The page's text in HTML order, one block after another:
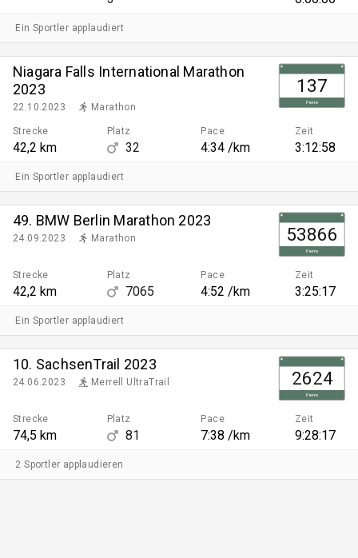
Ein Sportler applaudiert
Niagara Falls International Marathon
2023
22.10.2023 Marathon Pierre
137
Strecke
42,2 km
Platz
32
Pace
4:34 /km
Zeit
3:12:58
Ein Sportler applaudiert
49. BMW Berlin Marathon 2023
24.09.2023 Marathon
Pierre
53866
Strecke
42,2 km
Platz
7065
Pace
4:52 /km
Zeit
3:25:17
Ein Sportler applaudiert
10. SachsenTrail 2023
24.06.2023 Merrell UltraTrail
Pierre
2624
Strecke
74,5 km
Platz
81
Pace
7:38 /km
Zeit
9:28:17
2 Sportler applaudieren